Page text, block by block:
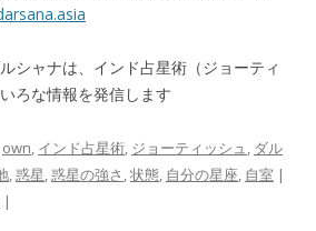
シャナは、インド占星術（ジョーティ
ろな情報を発信します
own, インド占星術, ジョーティッシュ, ダル
,惑星,惑星の強さ ,状態, 自分の星座, 自室 |
|